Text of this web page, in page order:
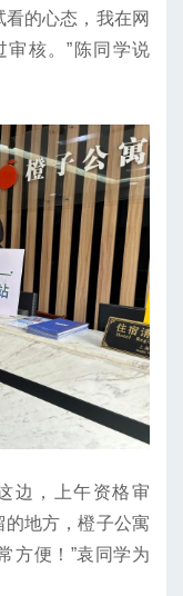
的心态，我在网
审核。”陈同学说
，上午资格审
地方，橙子公寓
方便！”袁同学为